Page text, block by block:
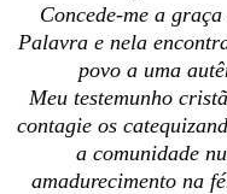
Concede-me a
Palavra e nela
Meu testemunho
contagie os
a comunidade
amadurecimento na